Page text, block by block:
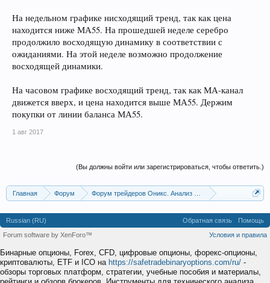
На недельном графике нисходящий тренд, так как цена
находится ниже МА55. На прошедшей неделе серебро
продолжило восходящую динамику в соответствии с
ожиданиями. На этой неделе возможно продолжение
восходящей динамики.
На часовом графике восходящий тренд, так как МА-канал
движется вверх, и цена находится выше МА55. Держим
покупки от линии баланса МА55.
1 авг 2017
(Вы должны войти или зарегистрироваться, чтобы ответить.)
Главная Форум
Форум трейдеров Оникс. Анализ и обсуждение рынка
Russian (RU) Обратная связь
Помощь
Условия и правила
Forum software by XenForo™
Бинарные опционы, Forex, CFD, цифровые опционы, форекс-опционы,
криптовалюты, ETF и ICO на https://safetradebinaryoptions.com/ru/ -
обзоры торговых платформ, стратегии, учебные пособия и материалы,